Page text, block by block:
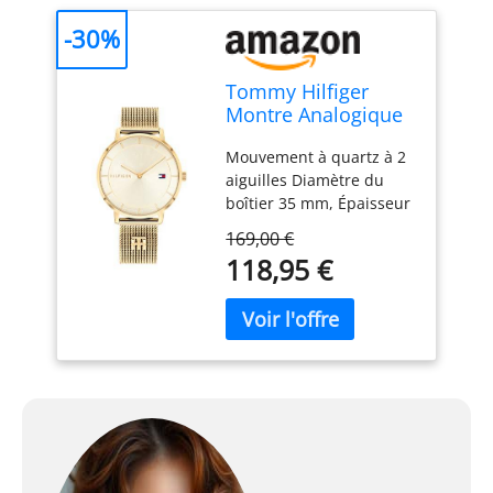
Tommy Hilfiger
Montre Analogique
Femme avec
Bracelet Milanais en
Acier Inoxydable de
Couleur Dorée -
1782286
Mouvement à quartz à 2
aiguilles Diamètre du
boîtier 35 mm, Épaisseur
Sunray colors
champagne clair Bracelet
en acier inoxydable avec
placage ionique (IP) or
jaune Résistance à l'eau
3 ATM Les éclaboussures
boîtier, la couronne et la
glace restent intacts.
169,00 €
118,95 €
-30%